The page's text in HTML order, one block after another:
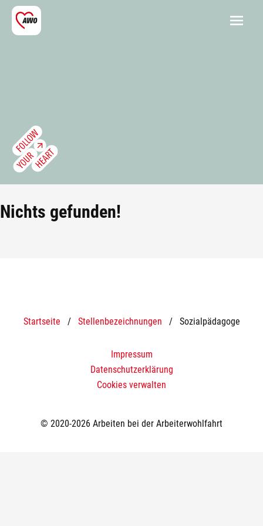
Nichts gefunden!
Startseite / Stellenbezeichnungen / Sozialpädagoge
Impressum
Datenschutzerklärung
Cookies verwalten
© 2020-2026 Arbeiten bei der Arbeiterwohlfahrt